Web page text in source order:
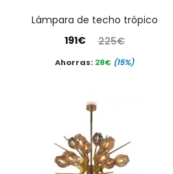
lámpara de techo trópico
225€
El
precio
era:
191€
El
precioAhorras: 28€ (15%)